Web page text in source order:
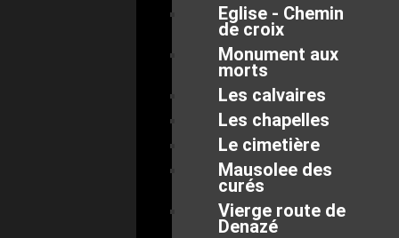
Eglise - Chemin
de croix
Monument aux
morts
Les calvaires
Les chapelles
Le cimetière
Mausolee des
curés
Vierge route de
Denazé